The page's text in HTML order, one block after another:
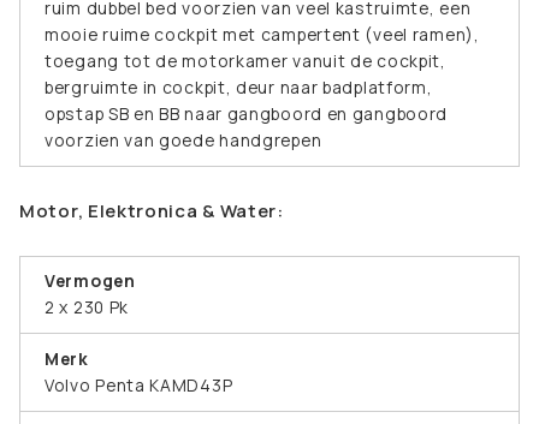
ruim dubbel bed voorzien van veel kastruimte, een
mooie ruime cockpit met campertent (veel ramen),
toegang tot de motorkamer vanuit de cockpit,
bergruimte in cockpit, deur naar badplatform,
opstap SB en BB naar gangboord en gangboord
voorzien van goede handgrepen
Motor, Elektronica & Water:
Vermogen
2 x 230 Pk
Merk
Volvo Penta KAMD43P